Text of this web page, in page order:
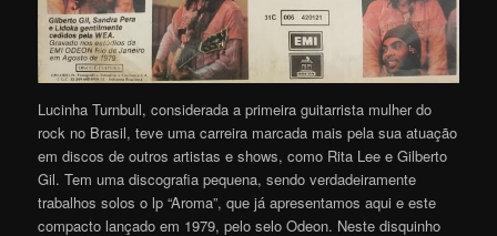
Lucinha Turnbull, considerada a primeira guitarrista mulher do
rock no Brasil, teve uma carreira marcada mais pela sua atuação
em discos de outros artistas e shows, como Rita Lee e Gilberto
Gil. Tem uma discografia pequena, sendo verdadeiramente
trabalhos solos o lp “Aroma”, que já apresentamos aqui e este
compacto lançado em 1979, pelo selo Odeon. Neste disquinho